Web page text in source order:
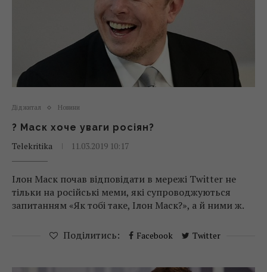
Діджитал Новини
? Маск хоче уваги росіян?
Telekritika
11.03.2019 10:17
Ілон Маск почав відповідати в мережі Twitter не
тільки на російські меми, які супроводжуються
запитанням «Як тобі таке, Ілон Маск?», а й ними ж.
Поділитись: Facebook Twitter